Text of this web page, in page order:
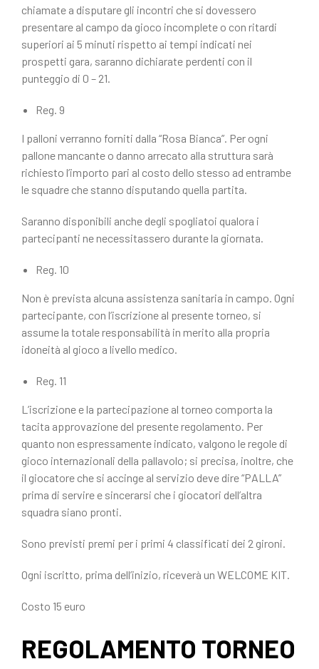
chiamate a disputare gli incontri che si dovessero
presentare al campo da gioco incomplete o con ritardi
superiori ai 5 minuti rispetto ai tempi indicati nei
prospetti gara, saranno dichiarate perdenti con il
punteggio di 0 – 21.
Reg. 9
I palloni verranno forniti dalla “Rosa Bianca”. Per ogni
pallone mancante o danno arrecato alla struttura sarà
richiesto l’importo pari al costo dello stesso ad entrambe
le squadre che stanno disputando quella partita.
Saranno disponibili anche degli spogliatoi qualora i
partecipanti ne necessitassero durante la giornata.
Reg. 10
Non è prevista alcuna assistenza sanitaria in campo. Ogni
partecipante, con l’iscrizione al presente torneo, si
assume la totale responsabilità in merito alla propria
idoneità al gioco a livello medico.
Reg. 11
L’iscrizione e la partecipazione al torneo comporta la
tacita approvazione del presente regolamento. Per
quanto non espressamente indicato, valgono le regole di
gioco internazionali della pallavolo; si precisa, inoltre, che
il giocatore che si accinge al servizio deve dire “PALLA”
prima di servire e sincerarsi che i giocatori dell’altra
squadra siano pronti.
Sono previsti premi per i primi 4 classificati dei 2 gironi.
Ogni iscritto, prima dell’inizio, riceverà un WELCOME KIT.
Costo 15 euro
REGOLAMENTO TORNEO